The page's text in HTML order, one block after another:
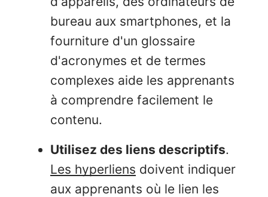
bureau aux smartphones, et la
fourniture d'un glossaire
d'acronymes et de termes
complexes aide les apprenants
à comprendre facilement le
contenu.
Utilisez des liens descriptifs.
Les hyperliens doivent indiquer
aux apprenants où le lien les